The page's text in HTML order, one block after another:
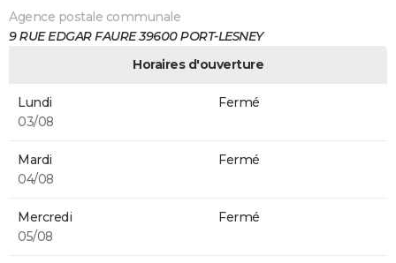
Agence postale communale
9 RUE EDGAR FAURE 39600 PORT-LESNEY
Horaires d'ouverture
Lundi
03/08
Fermé
Mardi
04/08
Fermé
Mercredi
05/08
Fermé